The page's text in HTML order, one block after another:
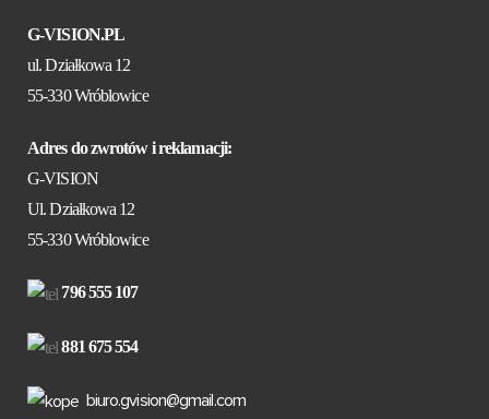
G-VISION.PL
ul. Działkowa 12
55-330 Wróblowice
Adres do zwrotów i reklamacji:
G-VISION
Ul. Działkowa 12
55-330 Wróblowice
796 555 107
881 675 554
biuro.gvision@gmail.com